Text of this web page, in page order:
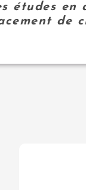
études en
de